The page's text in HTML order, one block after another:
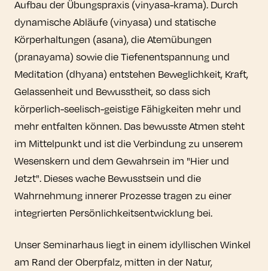
Aufbau der Übungspraxis (vinyasa-krama). Durch
dynamische Abläufe (vinyasa) und statische
Körperhaltungen (asana), die Atemübungen
(pranayama) sowie die Tiefenentspannung und
Meditation (dhyana) entstehen Beweglichkeit, Kraft,
Gelassenheit und Bewusstheit, so dass sich
körperlich-seelisch-geistige Fähigkeiten mehr und
mehr entfalten können. Das bewusste Atmen steht
im Mittelpunkt und ist die Verbindung zu unserem
Wesenskern und dem Gewahrsein im "Hier und
Jetzt". Dieses wache Bewusstsein und die
Wahrnehmung innerer Prozesse tragen zu einer
integrierten Persönlichkeitsentwicklung bei.
Unser Seminarhaus liegt in einem idyllischen Winkel
am Rand der Oberpfalz, mitten in der Natur,